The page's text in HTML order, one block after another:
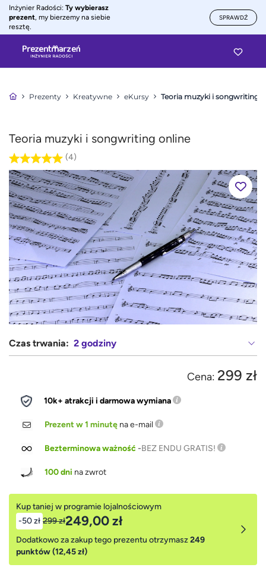
Inżynier Radości: Ty wybierasz
prezent, my bierzemy na siebie
resztę.
SPRAWDŹ
Prezenty Kreatywne eKursy Teoria muzyki i songwriting
Teoria muzyki i songwriting online
(4)
Czas trwania: 2 godziny
Cena: 299 zł
10k+ atrakcji i darmowa wymiana
Prezent w 1 minutę na e-mail
Bezterminowa ważność-BEZ ENDU GRATIS!
100 dni na zwrot
Kup taniej w programie lojalnościowym
-50 zł 299 zł249,00 zł
Dodatkowo za zakup tego prezentu otrzymasz249
punktów (12,45 zł)